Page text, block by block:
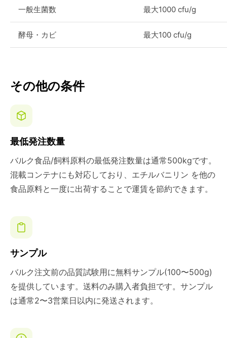
一般生菌数 最大1000 cfu/g
酵母・カビ 最大100 cfu/g
その他の条件
最低発注数量
バルク食品/飼料原料の最低発注数量は通常500kgです。
混載コンテナにも対応しており、エチルバニリン を他の
食品原料と一度に出荷することで運賃を節約できます。
サンプル
バルク注文前の品質試験用に無料サンプル(100〜500g)
を提供しています。送料のみ購入者負担です。サンプル
は通常2〜3営業日以内に発送されます。